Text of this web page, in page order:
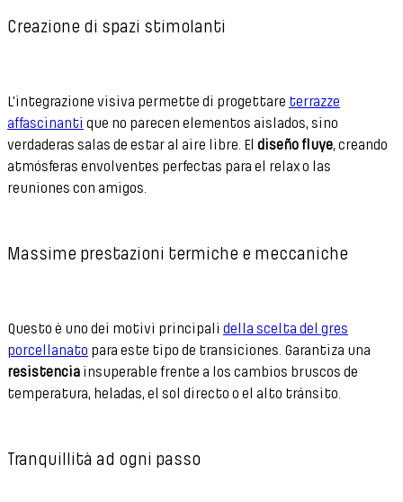
Creazione di spazi stimolanti
L'integrazione visiva permette di progettare terrazze
affascinanti que no parecen elementos aislados, sino
verdaderas salas de estar al aire libre. El diseño fluye, creando
atmósferas envolventes perfectas para el relax o las
reuniones con amigos.
Massime prestazioni termiche e meccaniche
Questo è uno dei motivi principali della scelta del gres
porcellanato para este tipo de transiciones. Garantiza una
resistencia insuperable frente a los cambios bruscos de
temperatura, heladas, el sol directo o el alto tránsito.
Tranquillità ad ogni passo